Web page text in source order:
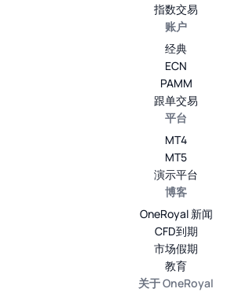
指数交易
账户
经典
ECN
PAMM
跟单交易
平台
MT4
MT5
演示平台
博客
OneRoyal 新闻
CFD到期
市场假期
教育
关于 OneRoyal